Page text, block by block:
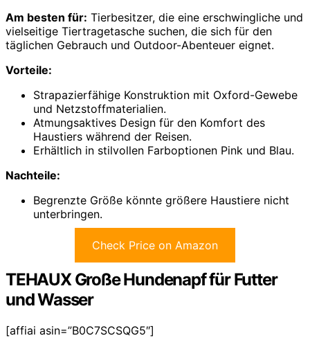
Am besten für: Tierbesitzer, die eine erschwingliche und
vielseitige Tiertragetasche suchen, die sich für den
täglichen Gebrauch und Outdoor-Abenteuer eignet.
Vorteile:
Strapazierfähige Konstruktion mit Oxford-Gewebe
und Netzstoffmaterialien.
Atmungsaktives Design für den Komfort des
Haustiers während der Reisen.
Erhältlich in stilvollen Farboptionen Pink und Blau.
Nachteile:
Begrenzte Größe könnte größere Haustiere nicht
unterbringen.
Check Price on Amazon
TEHAUX Große Hundenapf für Futter
und Wasser
[affiai asin=”B0C7SCSQG5″]